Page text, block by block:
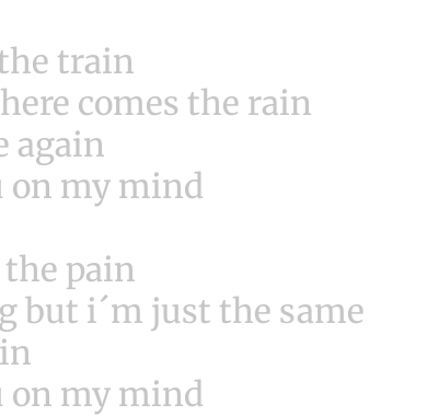
train
comes the rain
again
on my mind
pain
but i´m just the same
on my mind